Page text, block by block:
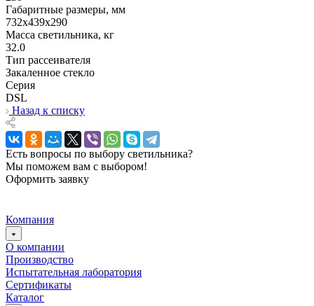
Габаритные размеры, мм
732х439x290
Масса светильника, кг
32.0
Тип рассеивателя
Закаленное стекло
Серия
DSL
Назад к списку
Есть вопросы по выбору светильника?
Мы поможем вам с выбором!
Оформить заявку
Компания
О компании
Производство
Испытательная лаборатория
Сертификаты
Каталог